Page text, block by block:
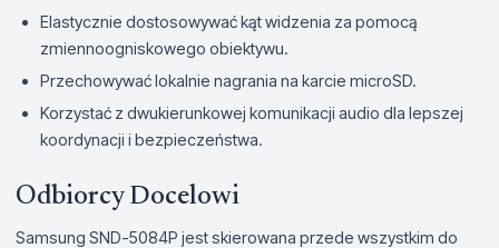
Elastycznie dostosowywać kąt widzenia za pomocą
zmiennoogniskowego obiektywu.
Przechowywać lokalnie nagrania na karcie microSD.
Korzystać z dwukierunkowej komunikacji audio dla lepszej
koordynacji i bezpieczeństwa.
Odbiorcy Docelowi
Samsung SND-5084P jest skierowana przede wszystkim do